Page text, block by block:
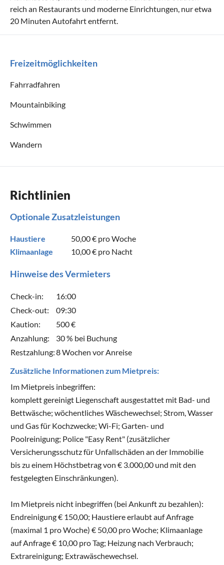
reich an Restaurants und moderne Einrichtungen, nur etwa
20 Minuten Autofahrt entfernt.
Freizeitmöglichkeiten
Fahrradfahren
Mountainbiking
Schwimmen
Wandern
Richtlinien
Optionale Zusatzleistungen
Haustiere 50,00 € pro Woche
Klimaanlage
10,00 € pro Nacht
Hinweise des Vermieters
Check-in:
16:00
Check-out:
09:30
Kaution:
500 €
Anzahlung:
30 % bei Buchung
Restzahlung:8 Wochen vor Anreise
Zusätzliche Informationen zum Mietpreis:
Im Mietpreis inbegriffen:
komplett gereinigt Liegenschaft ausgestattet mit Bad- und
Bettwäsche; wöchentliches Wäschewechsel; Strom, Wasser
und Gas für Kochzwecke; Wi-Fi; Garten- und
Poolreinigung; Police "Easy Rent" (zusätzlicher
Versicherungsschutz für Unfallschäden an der Immobilie
bis zu einem Höchstbetrag von € 3.000,00 und mit den
festgelegten Einschränkungen).
Im Mietpreis nicht inbegriffen (bei Ankunft zu bezahlen):
Endreinigung € 150,00; Haustiere erlaubt auf Anfrage
(maximal 1 pro Woche) € 50,00 pro Woche; Klimaanlage
auf Anfrage € 10,00 pro Tag; Heizung nach Verbrauch;
Extrareinigung; Extrawäschewechsel.